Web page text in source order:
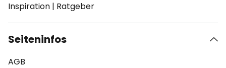
Inspiration | Ratgeber
Seiteninfos
AGB